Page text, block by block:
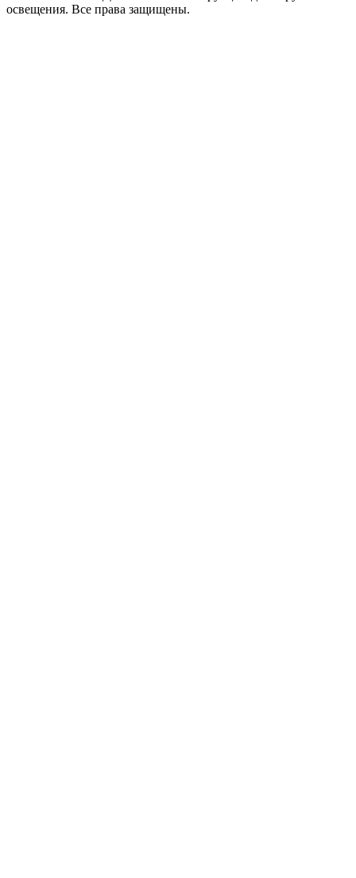
освещения. Все права защищены.